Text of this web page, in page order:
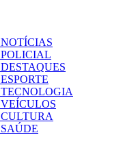
NOTÍCIAS
POLICIAL
DESTAQUES
ESPORTE
TECNOLOGIA
VEÍCULOS
CULTURA
SAÚDE